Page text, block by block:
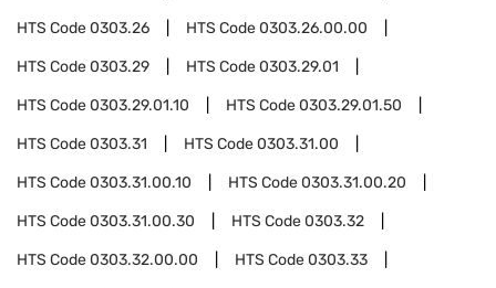
HTS Code0303.26 HTS Code0303.26.00.00
HTS Code0303.29 HTS Code0303.29.01
HTS Code0303.29.01.10 HTS Code0303.29.01.50
HTS Code0303.31 HTS Code0303.31.00
HTS Code0303.31.00.10 HTS Code0303.31.00.20
HTS Code0303.31.00.30 HTS Code0303.32
HTS Code0303.32.00.00 HTS Code0303.33